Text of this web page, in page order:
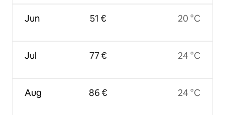
Jun
Jul
Aug
51 €
77 €
86 €
20 °C
24 °C
24 °C